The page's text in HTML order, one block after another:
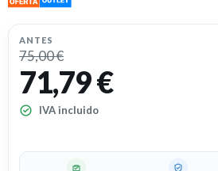
ANTES
75,00 €
71,79 €
IVA incluido